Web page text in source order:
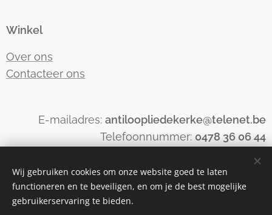
Winkel
Over ons
Contacteer ons
E-mailadres: antiloopliedekerke@telenet.be
Telefoonnummer: 0478 36 06 44
Mogelijk gemaakt doorWebnode Cookies
Wij gebruiken cookies om onze website goed te laten
functioneren en te beveiligen, en om je de best mogelijke
gebruikerservaring te bieden.